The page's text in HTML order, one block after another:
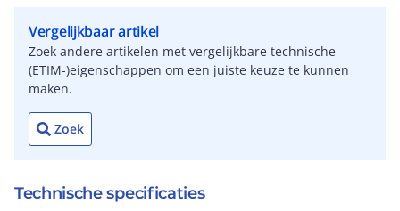
Vergelijkbaar artikel
Zoek andere artikelen met vergelijkbare technische
(ETIM-)eigenschappen om een juiste keuze te kunnen
maken.
Zoek
Technische specificaties